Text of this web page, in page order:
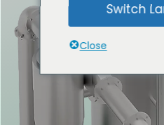
Switch
Close